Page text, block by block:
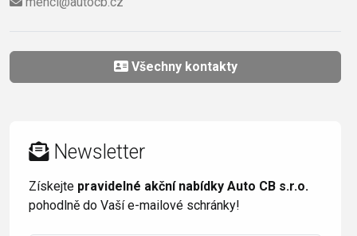
Všechny kontakty
Newsletter
Získejte pravidelné akční nabídky Auto CB s.r.o.
pohodlně do Vaší e-mailové schránky!